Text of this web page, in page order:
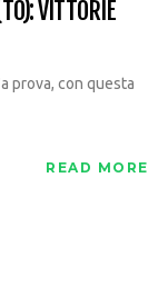
VITTORIE
prova, con questa
READ MORE